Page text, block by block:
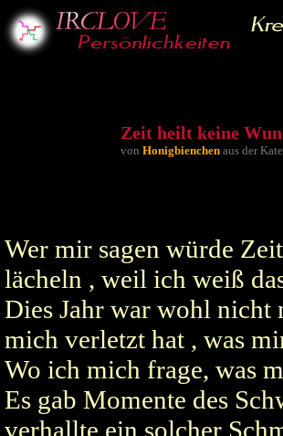
Zeit heilt keine
vonHonigbienchen aus der
Wer mir sagen würde
lächeln , weil ich weiß
­Dies Jahr war wohl nicht
mich verletzt hat , was
­Wo ich mich frage, was
­Es gab Momente des
verhallte ein solcher